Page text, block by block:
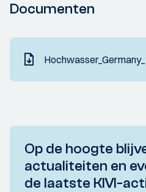
Documenten
Op de hoogte
actualiteiten en
de laatste KIVI-